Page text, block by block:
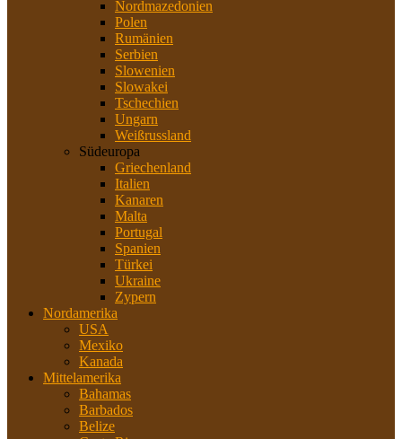
Nordmazedonien
Polen
Rumänien
Serbien
Slowenien
Slowakei
Tschechien
Ungarn
Weißrussland
Südeuropa
Griechenland
Italien
Kanaren
Malta
Portugal
Spanien
Türkei
Ukraine
Zypern
Nordamerika
USA
Mexiko
Kanada
Mittelamerika
Bahamas
Barbados
Belize